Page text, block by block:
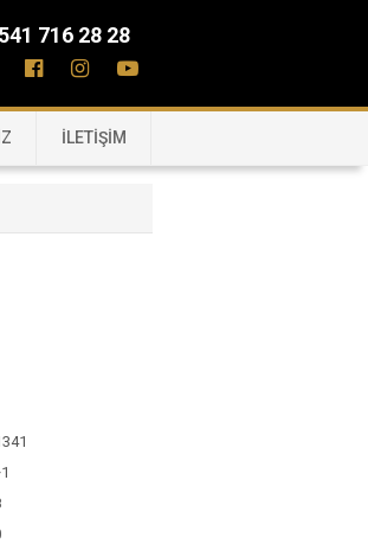
716 28 28
İLETİŞİM